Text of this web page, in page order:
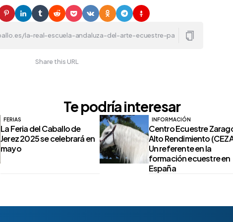
Share this URL
Te podría interesar
FERIAS
La Feria del Caballo de
Jerez 2025 se celebrará en
mayo
INFORMACIÓN
Centro Ecuestre
Alto Rendimiento
Un referente en la
formación ecuestre en
España